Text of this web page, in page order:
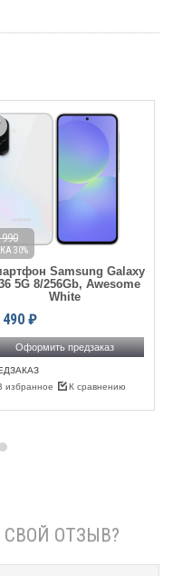
Samsung Galaxy
5G 8/256Gb, Awesome
White
490 ₽
30%
Оформить предзаказ
избранное
К сравнению
ОТЗЫВ?